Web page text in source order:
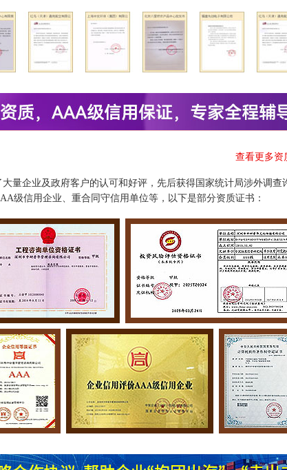
查看更多资
量企业及政府客户的认可和好评，先后获得国家统计局涉外调查
级信用企业、重合同守信用单位等，以下是部分资质证书：